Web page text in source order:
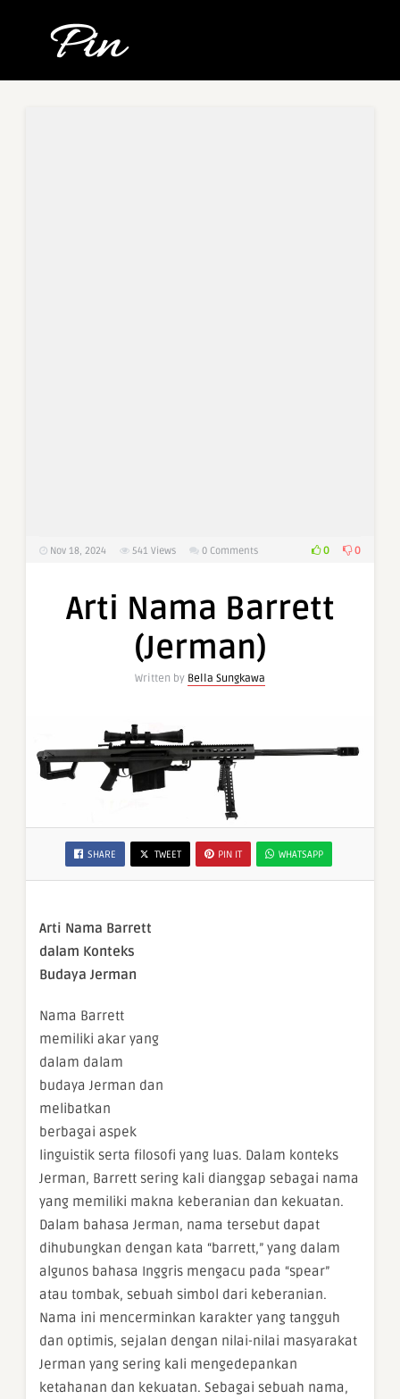
Nov 18, 2024 541 Views 0 Comments 0 0
Arti Nama Barrett
(Jerman)
Written by Bella Sungkawa
SHARE TWEET PIN IT WHATSAPP
Arti Nama Barrett
dalam Konteks
Budaya Jerman
Nama Barrett
memiliki akar yang
dalam dalam
budaya Jerman dan
melibatkan
berbagai aspek
linguistik serta filosofi yang luas. Dalam konteks
Jerman, Barrett sering kali dianggap sebagai nama
yang memiliki makna keberanian dan kekuatan.
Dalam bahasa Jerman, nama tersebut dapat
dihubungkan dengan kata “barrett,” yang dalam
algunos bahasa Inggris mengacu pada “spear”
atau tombak, sebuah simbol dari keberanian.
Nama ini mencerminkan karakter yang tangguh
dan optimis, sejalan dengan nilai-nilai masyarakat
Jerman yang sering kali mengedepankan
ketahanan dan kekuatan. Sebagai sebuah nama,